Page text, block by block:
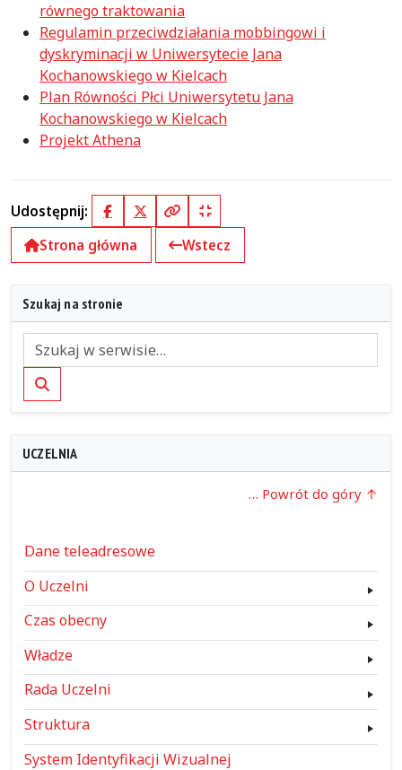
równego traktowania
Regulamin przeciwdziałania mobbingowi i
dyskryminacji w Uniwersytecie Jana
Kochanowskiego w Kielcach
Plan Równości Płci Uniwersytetu Jana
Kochanowskiego w Kielcach
Projekt Athena
Udostępnij: FacebookX (Twitter)
Kopiuj pełny link
Kopiuj krótki link
Strona główna
Wstecz
Szukaj na stronie
Szukaj
UCZELNIA
… Powrót do góry
Dane teleadresowe
O Uczelni
Czas obecny
Władze
Rada Uczelni
Struktura
System Identyfikacji Wizualnej